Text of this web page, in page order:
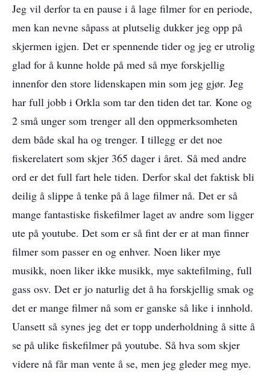
Jeg vil derfor ta en pause i å lage filmer for en periode,
men kan nevne såpass at plutselig dukker jeg opp på
skjermen igjen. Det er spennende tider og jeg er utrolig
glad for å kunne holde på med så mye forskjellig
innenfor den store lidenskapen min som jeg gjør. Jeg
har full jobb i Orkla som tar den tiden det tar. Kone og
2 små unger som trenger all den oppmerksomheten
dem både skal ha og trenger. I tillegg er det noe
fiskerelatert som skjer 365 dager i året. Så med andre
ord er det full fart hele tiden. Derfor skal det faktisk bli
deilig å slippe å tenke på å lage filmer nå. Det er så
mange fantastiske fiskefilmer laget av andre som ligger
ute på youtube. Det som er så fint der er at man finner
filmer som passer en og enhver. Noen liker mye
musikk, noen liker ikke musikk, mye saktefilming, full
gass osv. Det er jo naturlig det å ha forskjellig smak og
det er mange filmer nå som er ganske så like i innhold.
Uansett så synes jeg det er topp underholdning å sitte å
se på ulike fiskefilmer på youtube. Så hva som skjer
videre nå får man vente å se, men jeg gleder meg mye.